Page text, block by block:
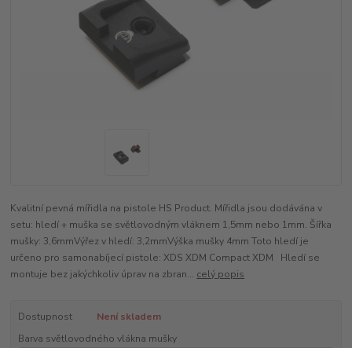
Kvalitní pevná mířidla na pistole HS Product. Mířidla jsou dodávána v
setu: hledí + muška se světlovodným vláknem 1,5mm nebo 1mm. Šířka
mušky: 3,6mmVýřez v hledí: 3,2mmVýška mušky 4mm Toto hledí je
určeno pro samonabíjecí pistole: XDS XDM Compact XDM Hledí se
montuje bez jakýchkoliv úprav na zbran... celý popis
Dostupnost
Není skladem
Barva světlovodného vlákna mušky